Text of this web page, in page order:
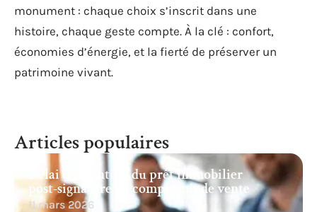
monument : chaque choix s’inscrit dans une
histoire, chaque geste compte. À la clé : confort,
économies d’énergie, et la fierté de préserver un
patrimoine vivant.
Articles populaires
Délai d’obtention du prêt immobilier
post-signature du compromis de vente
11 mars 2026